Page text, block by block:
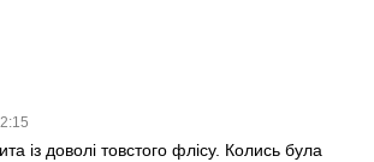
із доволі товстого флісу. Колись була